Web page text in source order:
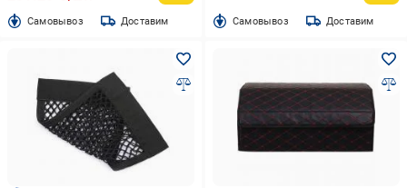
Cамовывоз Доставим Cамовывоз Доставим